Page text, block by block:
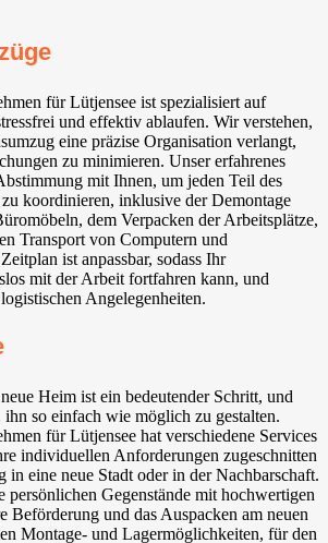
für Lütjensee ist spezialisiert auf
und effektiv ablaufen. Wir verstehen,
eine präzise Organisation verlangt,
zu minimieren. Unser erfahrenes
mit Ihnen, um jeden Teil des
koordinieren, inklusive der Demontage
dem Verpacken der Arbeitsplätze,
Transport von Computern und
ist anpassbar, sodass Ihr
mit der Arbeit fortfahren kann, und
Angelegenheiten.
Heim ist ein bedeutender Schritt, und
ihn so einfach wie möglich zu gestalten.
für Lütjensee hat verschiedene Services
individuellen Anforderungen zugeschnitten
in eine neue Stadt oder in der Nachbarschaft.
persönlichen Gegenstände mit hochwertigen
Beförderung und das Auspacken am neuen
Montage- und Lagermöglichkeiten, für den